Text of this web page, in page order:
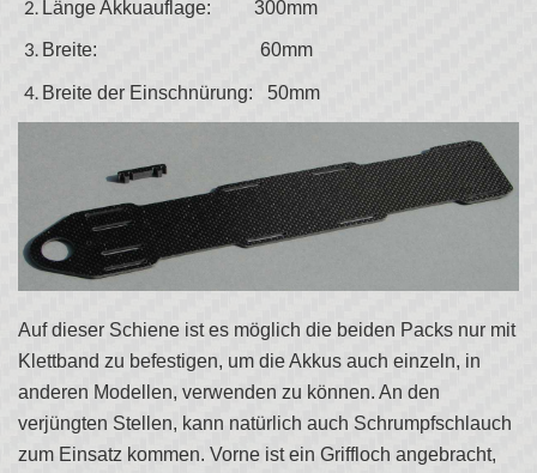
Länge Akkuauflage: 300mm
Breite: 60mm
Breite der Einschnürung: 50mm
Auf dieser Schiene ist es möglich die beiden Packs nur mit
Klettband zu befestigen, um die Akkus auch einzeln, in
anderen Modellen, verwenden zu können. An den
verjüngten Stellen, kann natürlich auch Schrumpfschlauch
zum Einsatz kommen. Vorne ist ein Griffloch angebracht,